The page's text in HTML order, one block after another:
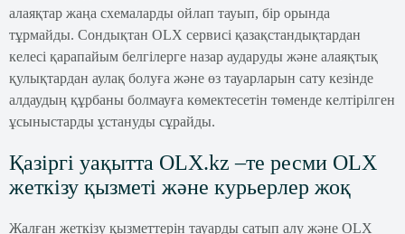
алаяқтар жаңа схемаларды ойлап тауып, бір орында
тұрмайды. Сондықтан OLX сервисі қазақстандықтардан
келесі қарапайым белгілерге назар аударуды және алаяқтық
қулықтардан аулақ болуға және өз тауарларын сату кезінде
алдаудың құрбаны болмауға көмектесетін төменде келтірілген
ұсыныстарды ұстануды сұрайды.
Қазіргі уақытта OLX.kz –те ресми OLX
жеткізу қызметі және курьерлер жоқ
Жалған жеткізу қызметтерін тауарды сатып алу және OLX